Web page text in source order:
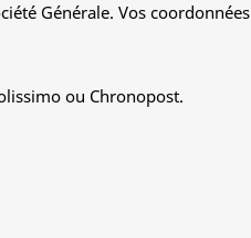
Générale. Vos coordonnées
ou Chronopost.